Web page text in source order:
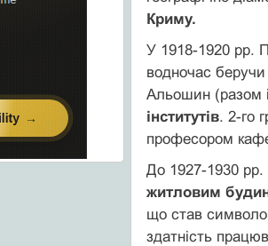
Криму.
У 1918-1920 рр.
водночас беручи
Альошин (разом
інститутів. 2-го
професором
До 1927-1930
житловим
що став
здатність